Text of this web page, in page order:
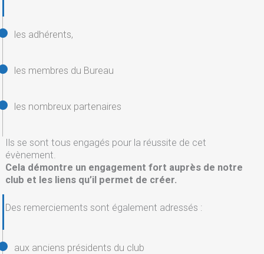
les adhérents,
les membres du Bureau
les nombreux partenaires
Ils se sont tous engagés pour la réussite de cet
évènement.
Cela démontre un engagement fort auprès de notre
club et les liens qu’il permet de créer.
Des remerciements sont également adressés :
aux anciens présidents du club